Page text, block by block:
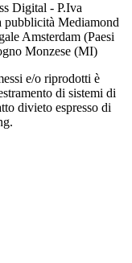
Digital - P.Iva
Mediamond
Amsterdam (Paesi
Monzese (MI)
e/o riprodotti è
di sistemi di
divieto espresso di